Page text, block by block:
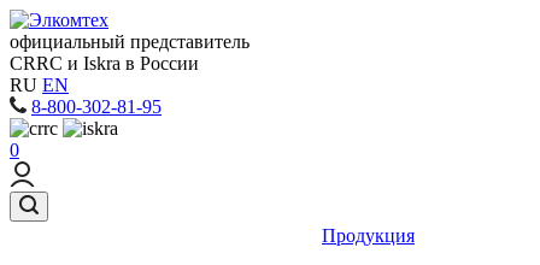
официальный представитель
CRRC и Iskra в России
RU EN
8-800-302-81-95
0
Продукция